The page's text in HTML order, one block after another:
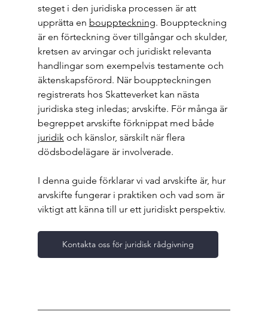
steget i den juridiska processen är att
upprätta en bouppteckning. Bouppteckning
är en förteckning över tillgångar och skulder,
kretsen av arvingar och juridiskt relevanta
handlingar som exempelvis testamente och
äktenskapsförord. När bouppteckningen
registrerats hos Skatteverket kan nästa
juridiska steg inledas; arvskifte. För många är
begreppet arvskifte förknippat med både
juridik och känslor, särskilt när flera
dödsbodelägare är involverade.
I denna guide förklarar vi vad arvskifte är, hur
arvskifte fungerar i praktiken och vad som är
viktigt att känna till ur ett juridiskt perspektiv.
Kontakta oss för juridisk rådgivning